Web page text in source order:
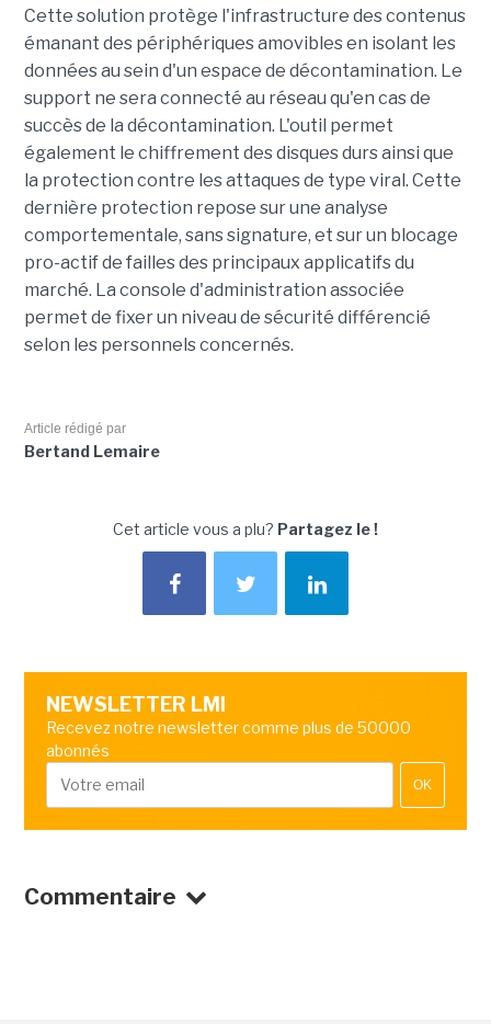
Cette solution protège l'infrastructure des contenus
émanant des périphériques amovibles en isolant les
données au sein d'un espace de décontamination. Le
support ne sera connecté au réseau qu'en cas de
succès de la décontamination. L'outil permet
également le chiffrement des disques durs ainsi que
la protection contre les attaques de type viral. Cette
dernière protection repose sur une analyse
comportementale, sans signature, et sur un blocage
pro-actif de failles des principaux applicatifs du
marché. La console d'administration associée
permet de fixer un niveau de sécurité différencié
selon les personnels concernés.
Article rédigé par
Bertand Lemaire
Cet article vous a plu? Partagez le !
NEWSLETTER LMI
Recevez notre newsletter comme plus de 50000
abonnés
OK
Commentaire